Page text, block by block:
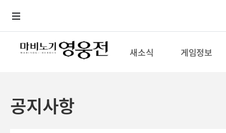
새소식 게임정보
공지사항